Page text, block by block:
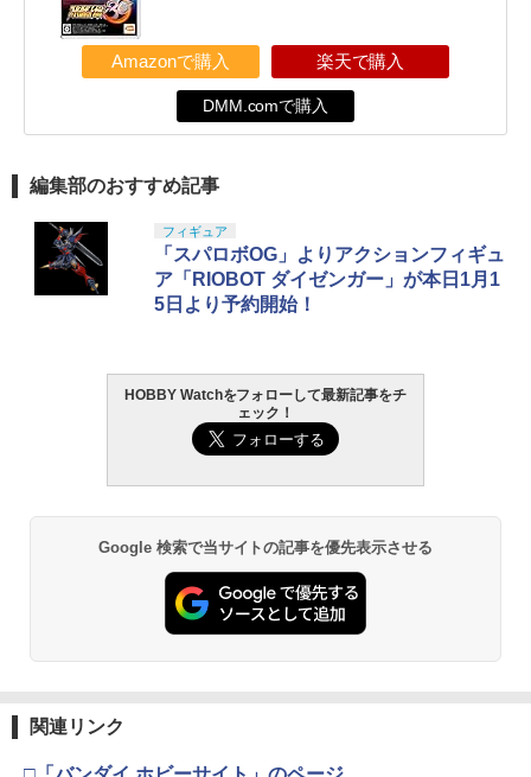
Amazonで購入 楽天で購入
DMM.comで購入
編集部のおすすめ記事
フィギュア
「スパロボOG」よりアクションフィギュ
ア「RIOBOT ダイゼンガー」が本日1月1
5日より予約開始！
HOBBY Watchをフォローして最新記事をチ
ェック！
Google 検索で当サイトの記事を優先表示させる
関連リンク